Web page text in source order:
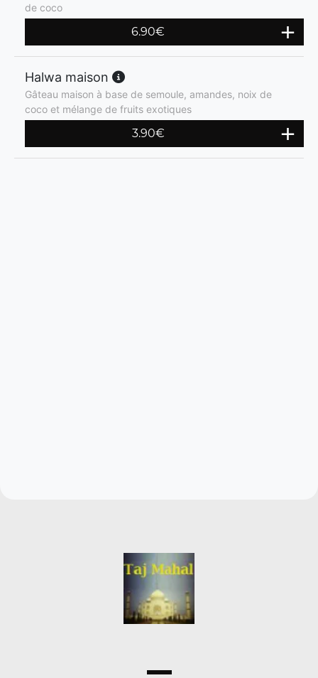
de coco
6.90€
Halwa maison
Gâteau maison à base de semoule, amandes, noix de
coco et mélange de fruits exotiques
3.90€